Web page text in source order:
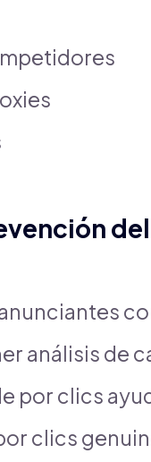
análisis de
por clics
clics